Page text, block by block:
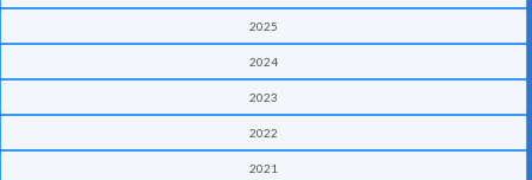
2025
2024
2023
2022
2021